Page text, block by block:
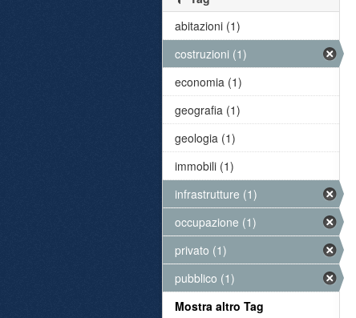
abitazioni (1)
costruzioni (1)
economia (1)
geografia (1)
geologia (1)
immobili (1)
infrastrutture (1)
occupazione (1)
privato (1)
pubblico (1)
Mostra altro Tag